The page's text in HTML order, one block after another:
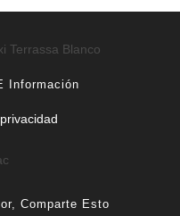
Información
Comparte Esto